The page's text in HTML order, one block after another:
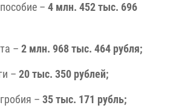
– 4 млн. 452 тыс. 696
– 2 млн. 968 тыс. 464 рубля;
– 20 тыс. 350 рублей;
– 35 тыс. 171 рубль;